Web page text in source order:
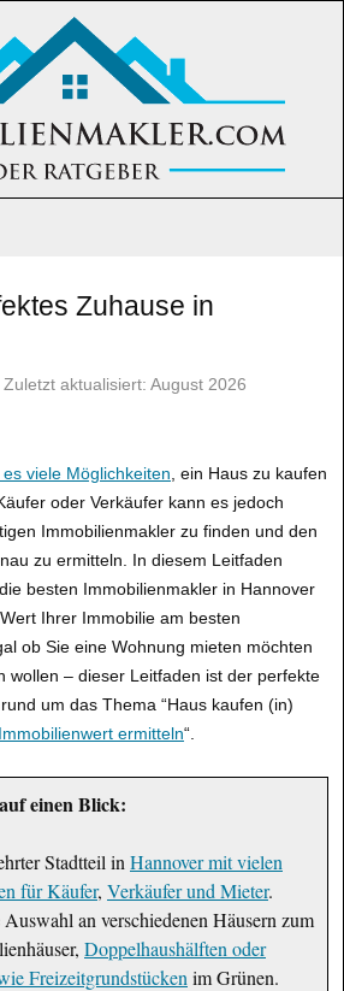
Zuhause in
aktualisiert: August 2026
viele Möglichkeiten , ein Haus zu kaufen
oder Verkäufer kann es jedoch
Immobilienmakler zu finden und den
zu ermitteln. In diesem Leitfaden
besten Immobilienmakler in Hannover
Ihrer Immobilie am besten
ob Sie eine Wohnung mieten möchten
wollen – dieser Leitfaden ist der perfekte
um das Thema “Haus kaufen (in)
Immobilienwert ermitteln“.
einen Blick:
Stadtteil in Hannover mit vielen
für Käufer, Verkäufer und Mieter.
an verschiedenen Häusern zum
Doppelhaushälften oder
Freizeitgrundstücken im Grünen.